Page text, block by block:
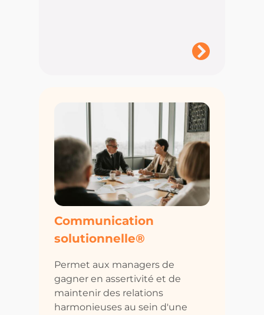
Communication
solutionnelle®
Permet aux managers de
gagner en assertivité et de
maintenir des relations
harmonieuses au sein d'une